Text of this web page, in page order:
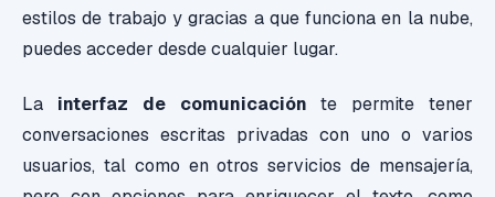
estilos de trabajo y gracias a que funciona en la nube,
puedes acceder desde cualquier lugar.
La interfaz de comunicación te permite tener
conversaciones escritas privadas con uno o varios
usuarios, tal como en otros servicios de mensajería,